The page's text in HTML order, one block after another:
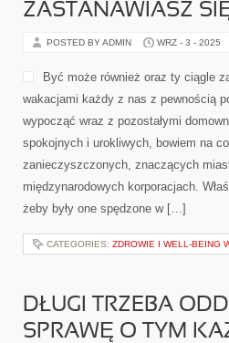
ZASTANAWIASZ
POSTED BY ADMIN WRZ - 3 - 2025
Być może również oraz ty ciągle
wakacjami każdy z nas z pewnością
wypocząć wraz z pozostałymi
spokojnych i urokliwych, bowiem na
zanieczyszczonych, znaczących
międzynarodowych korporacjach.
żeby były one spędzone w […]
CATEGORIES: ZDROWIE I WELL-BEING
DŁUGI TRZEBA
SPRAWĘ O TYM